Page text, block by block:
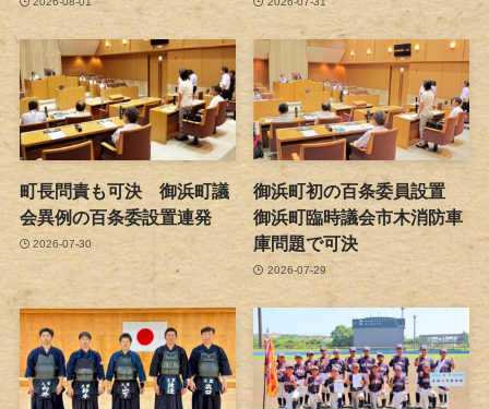
町長問責も可決 御浜町議
会異例の百条委設置連発
2026-07-30
御浜町初の百条委員設置
御浜町臨時議会市木消防車
庫問題で可決
2026-07-29